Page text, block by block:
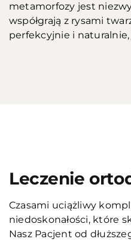
metamorfozy jest
współgrają z rysami
perfekcyjnie i naturalnie,
Leczenie
Czasami uciążliwy
niedoskonałości, które
Nasz Pacjent od